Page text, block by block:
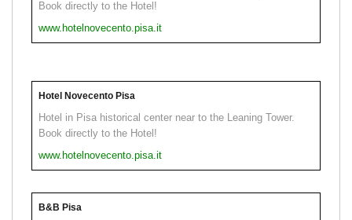
Book directly to the Hotel!
www.hotelnovecento.pisa.it
Hotel Novecento Pisa
Hotel in Pisa historical center near to the Leaning Tower.
Book directly to the Hotel!
www.hotelnovecento.pisa.it
B&B Pisa